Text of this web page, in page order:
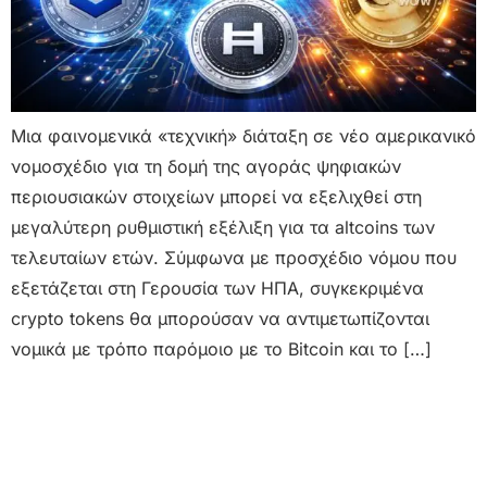
Μια φαινομενικά «τεχνική» διάταξη σε νέο αμερικανικό
νομοσχέδιο για τη δομή της αγοράς ψηφιακών
περιουσιακών στοιχείων μπορεί να εξελιχθεί στη
μεγαλύτερη ρυθμιστική εξέλιξη για τα altcoins των
τελευταίων ετών. Σύμφωνα με προσχέδιο νόμου που
εξετάζεται στη Γερουσία των ΗΠΑ, συγκεκριμένα
crypto tokens θα μπορούσαν να αντιμετωπίζονται
νομικά με τρόπο παρόμοιο με το Bitcoin και το […]